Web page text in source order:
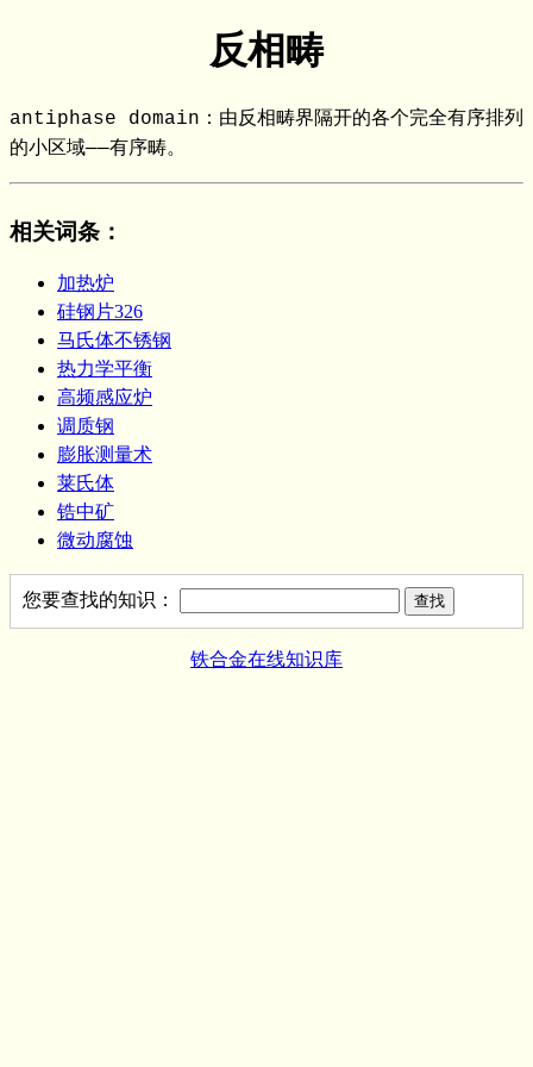
反相畴
antiphase domain：由反相畴界隔开的各个完全有序排列
的小区域——有序畴。
相关词条 ：
加热炉
硅钢片326
马氏体不锈钢
热力学平衡
高频感应炉
调质钢
膨胀测量术
莱氏体
锆中矿
微动腐蚀
您要查找的知识：
铁合金在线知识库